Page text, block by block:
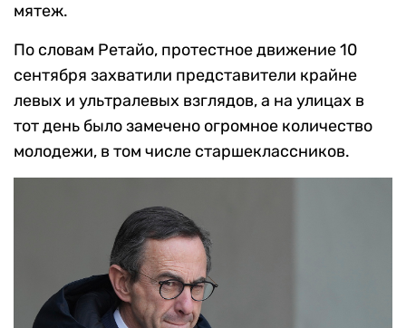
мятеж.
По словам Ретайо, протестное движение 10
сентября захватили представители крайне
левых и ультралевых взглядов, а на улицах в
тот день было замечено огромное количество
молодежи, в том числе старшеклассников.